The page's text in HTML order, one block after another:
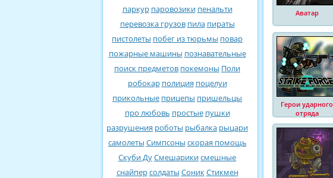
паркур паровозики пенальти
перевозка грузов пила пираты
пистолеты побег из тюрьмы повар
пожарные машины познавательные
поиск предметов покемоны Поли
робокар полиция поцелуи
прикольные прицепы пришельцы
про любовь простые пушки
разрушения роботы рыбалка рыцари
самолеты Симпсоны скорая помощь
Скуби ДуСмешарикисмешные
снайперсолдаты СоникСтикмен
Аватар
Герои ударного
отряда